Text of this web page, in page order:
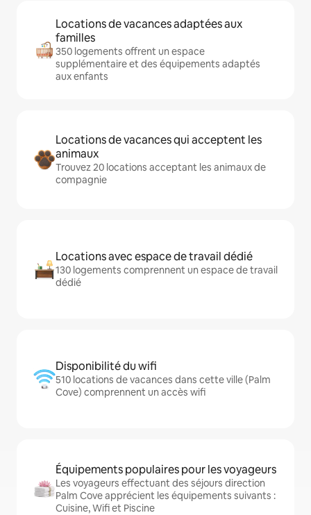
Locations de vacances adaptées aux
familles
350 logements offrent un espace
supplémentaire et des équipements adaptés
aux enfants
Locations de vacances qui acceptent les
animaux
Trouvez 20 locations acceptant les animaux de
compagnie
Locations avec espace de travail dédié
130 logements comprennent un espace de travail
dédié
Disponibilité du wifi
510 locations de vacances dans cette ville (Palm
Cove) comprennent un accès wifi
Équipements populaires pour les voyageurs
Les voyageurs effectuant des séjours direction
Palm Cove apprécient les équipements suivants :
Cuisine, Wifi et Piscine